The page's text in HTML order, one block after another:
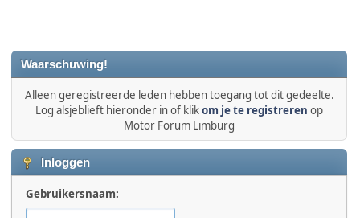
Waarschuwing!
Alleen geregistreerde leden hebben toegang tot dit gedeelte.
Log alsjeblieft hieronder in of klikom je te registreren op
Motor Forum Limburg
Inloggen
Gebruikersnaam: